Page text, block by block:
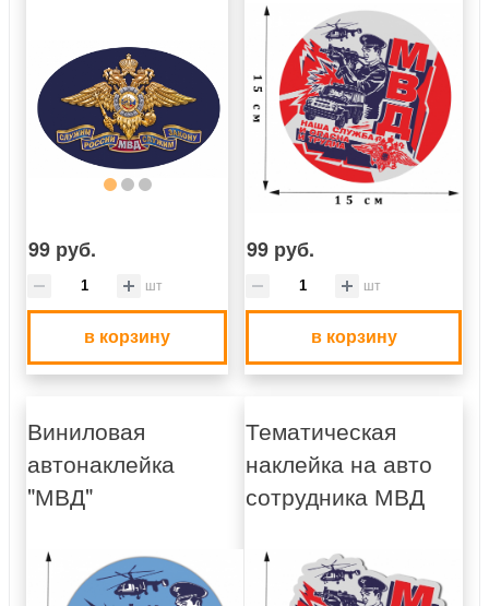
99 руб.
шт
в корзину
99 руб.
шт
в корзину
Виниловая
автонаклейка
"МВД"
Тематическая
наклейка на авто
сотрудника МВД